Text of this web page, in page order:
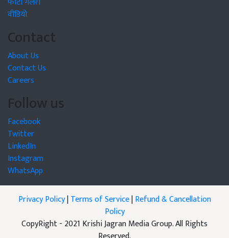
वीडियो
Contact
About Us
Contact Us
Careers
Follow us
Facebook
Twitter
LinkedIn
Instagram
WhatsApp
Privacy Policy|Terms of Service|Refund & Cancellation
Policy
CopyRight - 2021 Krishi Jagran Media Group. All Rights